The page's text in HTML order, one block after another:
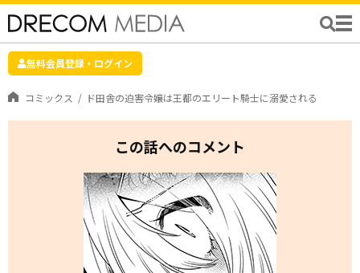
無料会員登録・ログイン
コミックス ド田舎の迫害令嬢は王都のエリート騎士に溺愛される
この話へのコメント